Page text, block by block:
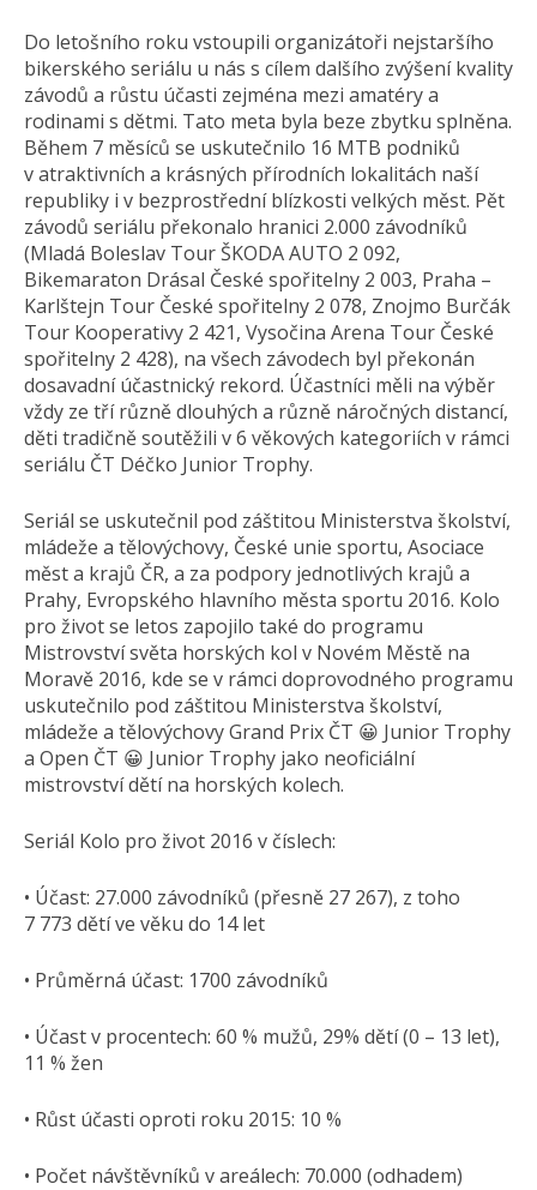
Do letošního roku vstoupili organizátoři nejstaršího
bikerského seriálu u nás s cílem dalšího zvýšení kvality
závodů a růstu účasti zejména mezi amatéry a
rodinami s dětmi. Tato meta byla beze zbytku splněna.
Během 7 měsíců se uskutečnilo 16 MTB podniků
v atraktivních a krásných přírodních lokalitách naší
republiky i v bezprostřední blízkosti velkých měst. Pět
závodů seriálu překonalo hranici 2.000 závodníků
(Mladá Boleslav Tour ŠKODA AUTO 2 092,
Bikemaraton Drásal České spořitelny 2 003, Praha –
Karlštejn Tour České spořitelny 2 078, Znojmo Burčák
Tour Kooperativy 2 421, Vysočina Arena Tour České
spořitelny 2 428), na všech závodech byl překonán
dosavadní účastnický rekord. Účastníci měli na výběr
vždy ze tří různě dlouhých a různě náročných distancí,
děti tradičně soutěžili v 6 věkových kategoriích v rámci
seriálu ČT Déčko Junior Trophy.
Seriál se uskutečnil pod záštitou Ministerstva školství,
mládeže a tělovýchovy, České unie sportu, Asociace
měst a krajů ČR, a za podpory jednotlivých krajů a
Prahy, Evropského hlavního města sportu 2016. Kolo
pro život se letos zapojilo také do programu
Mistrovství světa horských kol v Novém Městě na
Moravě 2016, kde se v rámci doprovodného programu
uskutečnilo pod záštitou Ministerstva školství,
mládeže a tělovýchovy Grand Prix ČT 😀 Junior Trophy
a Open ČT 😀 Junior Trophy jako neoficiální
mistrovství dětí na horských kolech.
Seriál Kolo pro život 2016 v číslech:
• Účast: 27.000 závodníků (přesně 27 267), z toho
7 773 dětí ve věku do 14 let
• Průměrná účast: 1700 závodníků
• Účast v procentech: 60 % mužů, 29% dětí (0 – 13 let),
11 % žen
• Růst účasti oproti roku 2015: 10 %
• Počet návštěvníků v areálech: 70.000 (odhadem)